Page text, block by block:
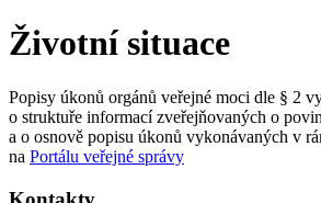
Životní situace
Popisy úkonů orgánů veřejné moci dle § 2
o struktuře informací zveřejňovaných o
a o osnově popisu úkonů vykonávaných v
na Portálu veřejné správy